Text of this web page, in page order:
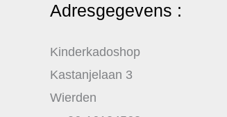
Adresgegevens :
Kinderkadoshop
Kastanjelaan 3
Wierden